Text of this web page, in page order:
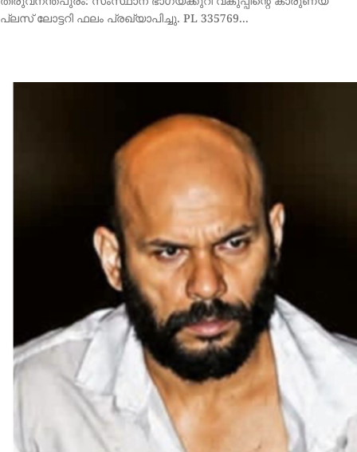
ആയൂരിലെ വ്യാപാര സ്ഥാപനങ്ങളിൽ മോഷണം നടത്തിയ
പ്രതി തൃശ്ശൂരിൽ പിടിയിലായി
ആയൂരിലെ വ്യാപാര സ്ഥാപനങ്ങളിൽ മോഷണം നടത്തിയ പ്രതി